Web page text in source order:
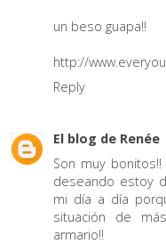
un beso guapa!!
http://
Reply
El blog de Renée
Son muy
deseando estoy
mi día a día
situación de
armario!!